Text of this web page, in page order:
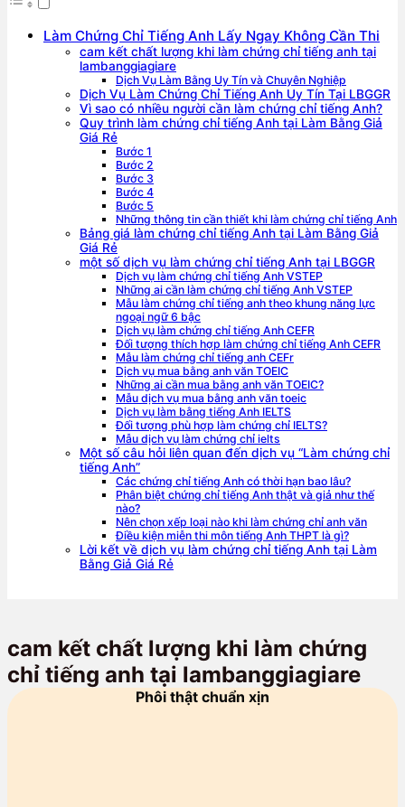
Làm Chứng Chỉ Tiếng Anh Lấy Ngay Không Cần Thi
cam kết chất lượng khi làm chứng chỉ tiếng anh tại
lambanggiagiare
Dịch Vụ Làm Bằng Uy Tín và Chuyên Nghiệp
Dịch Vụ Làm Chứng Chỉ Tiếng Anh Uy Tín Tại LBGGR
Vì sao có nhiều người cần làm chứng chỉ tiếng Anh?
Quy trình làm chứng chỉ tiếng Anh tại Làm Bằng Giả
Giá Rẻ
Bước 1
Bước 2
Bước 3
Bước 4
Bước 5
Những thông tin cần thiết khi làm chứng chỉ tiếng Anh
Bảng giá làm chứng chỉ tiếng Anh tại Làm Bằng Giả
Giá Rẻ
một số dịch vụ làm chứng chỉ tiếng Anh tại LBGGR
Dịch vụ làm chứng chỉ tiếng Anh VSTEP
Những ai cần làm chứng chỉ tiếng Anh VSTEP
Mẫu làm chứng chỉ tiếng anh theo khung năng lực
ngoại ngữ 6 bậc
Dịch vụ làm chứng chỉ tiếng Anh CEFR
Đối tượng thích hợp làm chứng chỉ tiếng Anh CEFR
Mẫu làm chứng chỉ tiếng anh CEFr
Dịch vụ mua bằng anh văn TOEIC
Những ai cần mua bằng anh văn TOEIC?
Mẫu dịch vụ mua bằng anh văn toeic
Dịch vụ làm bằng tiếng Anh IELTS
Đối tượng phù hợp làm chứng chỉ IELTS?
Mẫu dịch vụ làm chứng chỉ ielts
Một số câu hỏi liên quan đến dịch vụ “Làm chứng chỉ
tiếng Anh”
Các chứng chỉ tiếng Anh có thời hạn bao lâu?
Phân biệt chứng chỉ tiếng Anh thật và giả như thế
nào?
Nên chọn xếp loại nào khi làm chứng chỉ anh văn
Điều kiện miễn thi môn tiếng Anh THPT là gì?
Lời kết về dịch vụ làm chứng chỉ tiếng Anh tại Làm
Bằng Giả Giá Rẻ
cam kết chất lượng khi làm chứng
chỉ tiếng anh tại lambanggiagiare
Phôi thật chuẩn xịn